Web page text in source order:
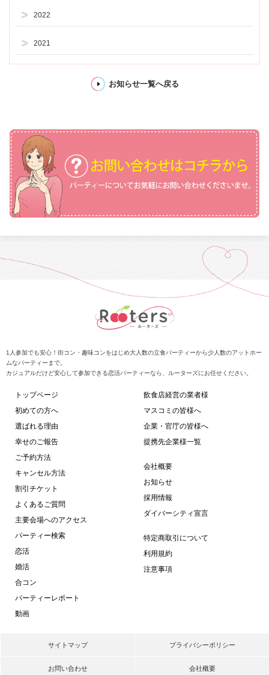
2022
2021
お知らせ一覧へ戻る
1人参加でも安心！街コン・趣味コンをはじめ大人数の立食パーティーから少人数のアットホー
ムなパーティーまで。
カジュアルだけど安心して参加できる恋活パーティーなら、ルーターズにお任せください。
トップページ
初めての方へ
選ばれる理由
幸せのご報告
ご予約方法
キャンセル方法
割引チケット
よくあるご質問
主要会場へのアクセス
パーティー検索
恋活
婚活
合コン
パーティーレポート
動画
飲食店経営の業者様
マスコミの皆様へ
企業・官庁の皆様へ
提携先企業様一覧
会社概要
お知らせ
採用情報
ダイバーシティ宣言
特定商取引について
利用規約
注意事項
サイトマップ プライバシーポリシー
お問い合わせ 会社概要